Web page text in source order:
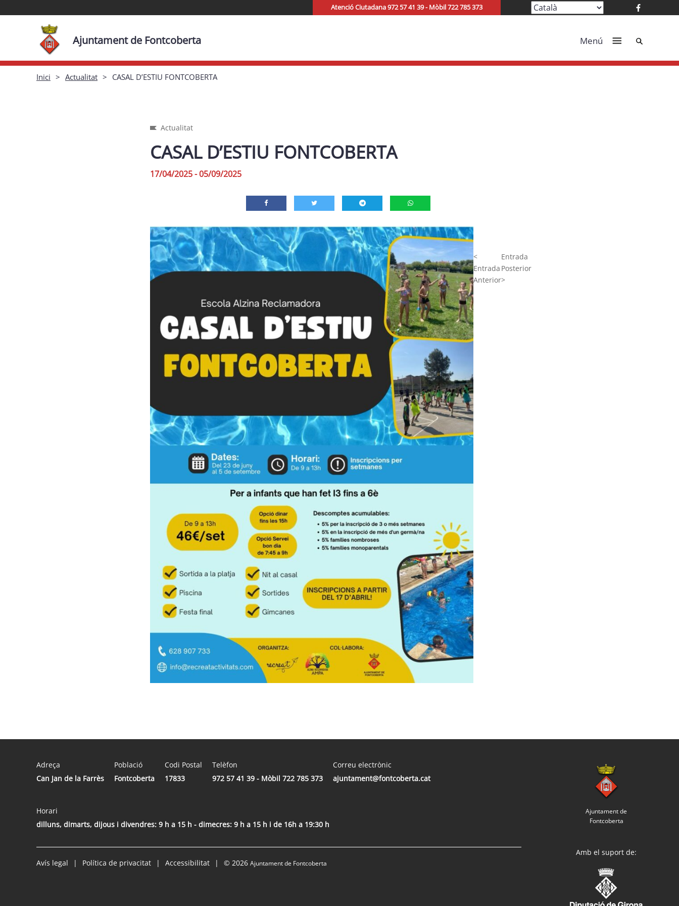
Atenció Ciutadana 972 57 41 39 - Mòbil 722 785 373
Ajuntament de Fontcoberta Menú Cerca
Inici Actualitat CASAL D’ESTIU FONTCOBERTA
Actualitat
CASAL D’ESTIU FONTCOBERTA
17/04/2025 - 05/09/2025
<
Entrada
Anterior
Entrada
Posterior
>
Adreça
Can Jan de la Farrès
Població
Fontcoberta
Codi Postal
17833
Telèfon
972 57 41 39 - Mòbil 722 785 373
Correu electrònic
ajuntament@fontcoberta.cat
Horari
dilluns, dimarts, dijous i divendres: 9 h a 15 h - dimecres: 9 h a 15 h i de 16h a 19:30 h
Ajuntament de
Fontcoberta
Avís legal Política de privacitat Accessibilitat © 2026 Ajuntament de Fontcoberta
Amb el suport de: